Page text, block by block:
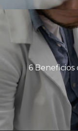
6 Beneficios